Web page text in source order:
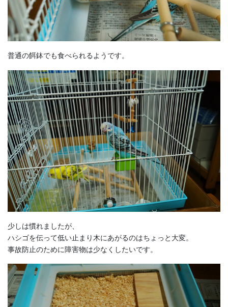
普通の餌鉢でも食べられるようです。
少しは慣れましたが、
ハシゴを伝って低い止まり木にあがるのはちょっと大変。
事故防止のために障害物は少なくしたいです。